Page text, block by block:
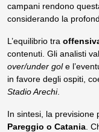
campani rendono
considerando la
L’equilibrio tra
contenuti. Gli analisti
over/under gole
in favore degli ospiti,
Stadio Arechi.
In sintesi, la previsione
Pareggio o Catania .